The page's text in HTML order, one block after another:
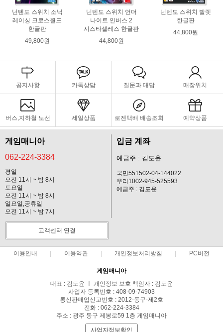
닌텐도 스위치 소닉
레이싱 크로스월드
한글판
49,800원
닌텐도 스위치 언더
나이트 인버스 2
시스타셀레스 한글판
44,800원
닌텐도 스위치 발렛
한글판
44,800원
공지사항 카톡상담 질문과 대답 매장위치
버스,지하철 노선 세일상품 로젠택배 배송조회 예약상품
게임매니아
062-224-3384
평일
오전 11시 ~ 밤 8시
토요일
오전 11시 ~ 밤 8시
일요일,공휴일
오전 11시 ~ 밤 7시
입금 계좌
예금주 : 김도윤
국민551502-04-144022
우리1002-945-525593
예금주 : 김도윤
고객센터 연결
이용안내 이용약관 개인정보처리방침 PC버전
게임매니아
대표 : 김도윤 ㅣ 개인정보 보호 책임자 : 김도윤
사업자 등록번호 : 408-09-74903
통신판매업신고번호 : 2012-동구-제2호
전화 : 062-224-3384
주소 : 광주 동구 제봉로59 1층 게임매니아
사업자정보확인